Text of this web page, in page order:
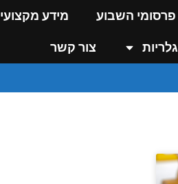
פרסומי השבוע מידע מקצועי
גלריות צור קשר